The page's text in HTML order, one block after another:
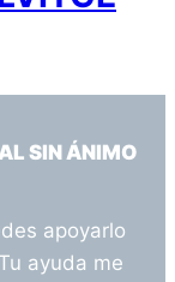
SIN ÁNIMO
apoyarlo
ayuda me